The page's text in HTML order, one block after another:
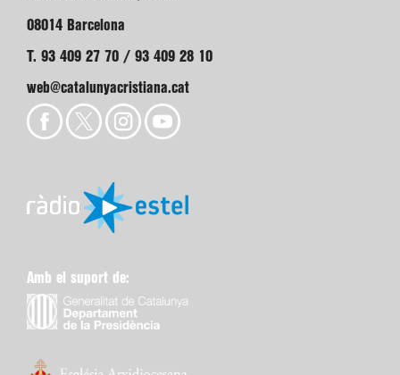
08014 Barcelona
T. 93 409 27 70 / 93 409 28 10
web@catalunyacristiana.cat
Amb el suport de: